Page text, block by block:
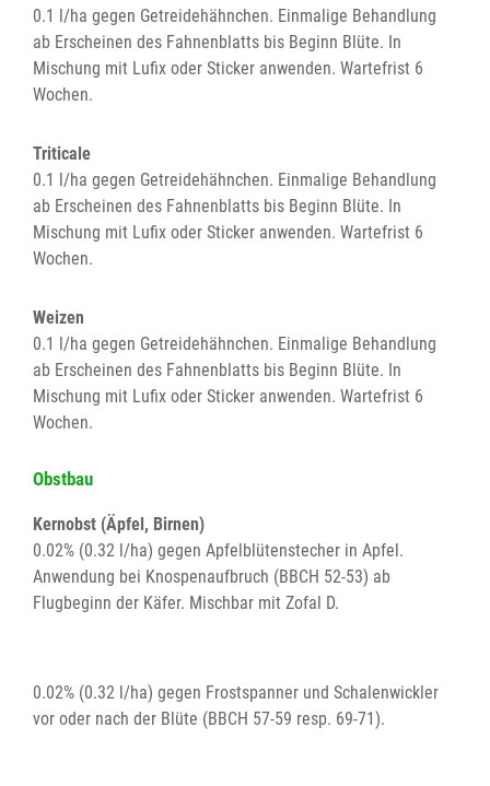
0.1 l/ha gegen Getreidehähnchen. Einmalige Behandlung
ab Erscheinen des Fahnenblatts bis Beginn Blüte. In
Mischung mit Lufix oder Sticker anwenden. Wartefrist 6
Wochen.
Triticale
0.1 l/ha gegen Getreidehähnchen. Einmalige Behandlung
ab Erscheinen des Fahnenblatts bis Beginn Blüte. In
Mischung mit Lufix oder Sticker anwenden. Wartefrist 6
Wochen.
Weizen
0.1 l/ha gegen Getreidehähnchen. Einmalige Behandlung
ab Erscheinen des Fahnenblatts bis Beginn Blüte. In
Mischung mit Lufix oder Sticker anwenden. Wartefrist 6
Wochen.
Obstbau
Kernobst (Äpfel, Birnen)
0.02% (0.32 l/ha) gegen Apfelblütenstecher in Apfel.
Anwendung bei Knospenaufbruch (BBCH 52-53) ab
Flugbeginn der Käfer. Mischbar mit Zofal D.
0.02% (0.32 l/ha) gegen Frostspanner und Schalenwickler
vor oder nach der Blüte (BBCH 57-59 resp. 69-71).